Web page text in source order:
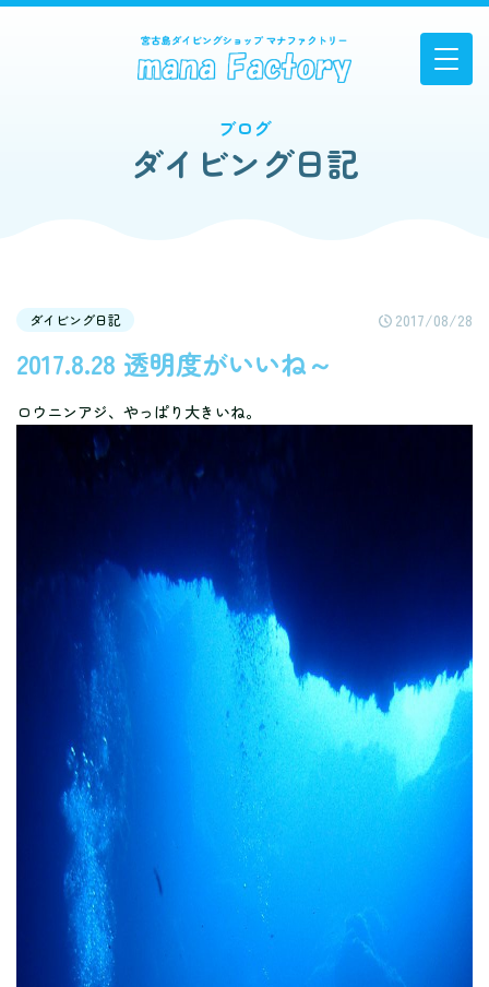
ブログ
ダイビング日記
ダイビング日記 2017/08/28
2017.8.28 透明度がいいね～
ロウニンアジ、やっぱり大きいね。